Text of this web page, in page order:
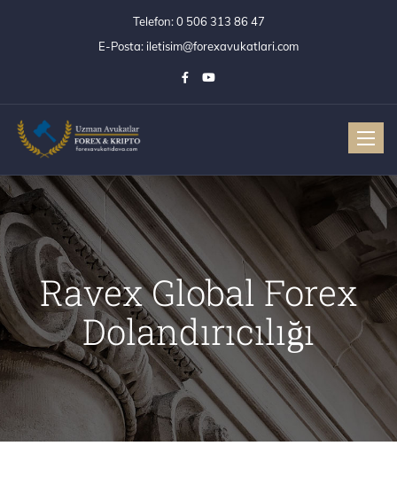
Telefon:0 506 313 86 47
E-Posta: iletisim@forexavukatlari.com
Ravex Global Forex
Dolandırıcılığı